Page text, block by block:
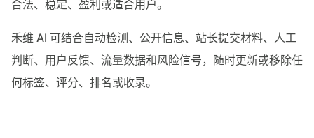
合法、稳定、盈利或适合用户。
禾维 AI 可结合自动检测、公开信息、站长提交材料、人工
判断、用户反馈、流量数据和风险信号，随时更新或移除任
何标签、评分、排名或收录。